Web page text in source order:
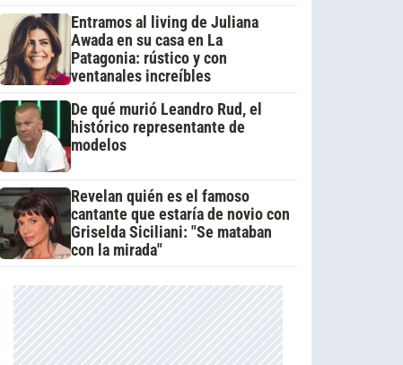
Entramos al living de Juliana
Awada en su casa en La
Patagonia: rústico y con
ventanales increíbles
De qué murió Leandro Rud, el
histórico representante de
modelos
Revelan quién es el famoso
cantante que estaría de novio con
Griselda Siciliani: "Se mataban
con la mirada"